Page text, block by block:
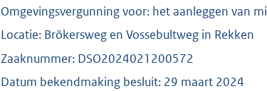
Omgevingsvergunning voor: het aanleggen van
Locatie: Brökersweg en Vossebultweg in Rekken
Zaaknummer: DSO2024021200572
Datum bekendmaking besluit: 29 maart 2024